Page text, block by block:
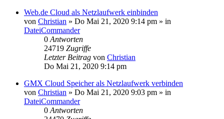
Web.de Cloud als Netzlaufwerk einbinden
von Christian » Do Mai 21, 2020 9:14 pm » in
DateiCommander
0 Antworten
24719 Zugriffe
Letzter Beitrag von Christian
Do Mai 21, 2020 9:14 pm
GMX Cloud Speicher als Netzlaufwerk verbinden
von Christian » Do Mai 21, 2020 9:03 pm » in
DateiCommander
0 Antworten